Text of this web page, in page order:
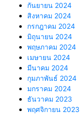
กันยายน 2024
สิงหาคม 2024
กรกฎาคม 2024
มิถุนายน 2024
พฤษภาคม 2024
เมษายน 2024
มีนาคม 2024
กุมภาพันธ์ 2024
มกราคม 2024
ธันวาคม 2023
พฤศจิกายน 2023